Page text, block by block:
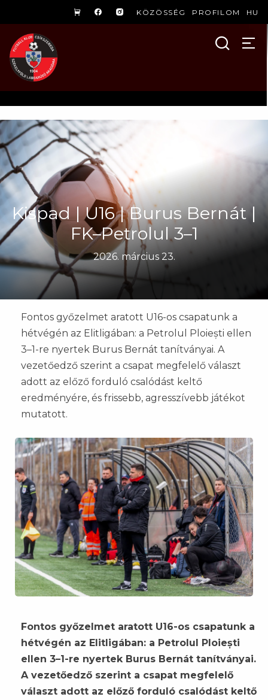
KÖZÖSSÉG PROFILOM HU
Kispad | U16 | Burus Bernát |
FK–Petrolul 3–1
2026. március 23.
Fontos győzelmet aratott U16-os csapatunk a
hétvégén az Elitligában: a Petrolul Ploiești ellen
3–1-re nyertek Burus Bernát tanítványai. A
vezetőedző szerint a csapat megfelelő választ
adott az előző forduló csalódást keltő
eredményére, és frissebb, agresszívebb játékot
mutatott.
Fontos győzelmet aratott U16-os csapatunk a
hétvégén az Elitligában: a Petrolul Ploiești
ellen 3–1-re nyertek Burus Bernát tanítványai.
A vezetőedző szerint a csapat megfelelő
választ adott az előző forduló csalódást keltő